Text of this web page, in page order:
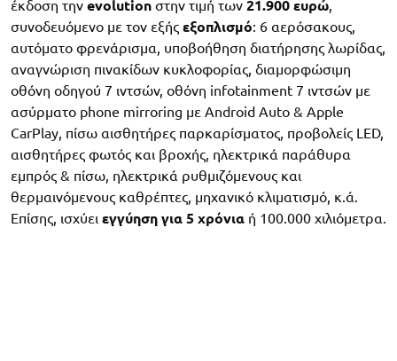
έκδοση την evolution στην τιμή των 21.900 ευρώ,
συνοδευόμενο με τον εξής εξοπλισμό: 6 αερόσακους,
αυτόματο φρενάρισμα, υποβοήθηση διατήρησης λωρίδας,
αναγνώριση πινακίδων κυκλοφορίας, διαμορφώσιμη
οθόνη οδηγού 7 ιντσών, οθόνη infotainment 7 ιντσών με
ασύρματο phone mirroring με Android Auto & Apple
CarPlay, πίσω αισθητήρες παρκαρίσματος, προβολείς LED,
αισθητήρες φωτός και βροχής, ηλεκτρικά παράθυρα
εμπρός & πίσω, ηλεκτρικά ρυθμιζόμενους και
θερμαινόμενους καθρέπτες, μηχανικό κλιματισμό, κ.ά.
Επίσης, ισχύει εγγύηση για 5 χρόνια ή 100.000 χιλιόμετρα.